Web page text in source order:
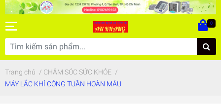
0
Trang chủ / CHĂM SÓC SỨC KHỎE /
MÁY LẮC KHÍ CÔNG TUẦN HOÀN MÁU